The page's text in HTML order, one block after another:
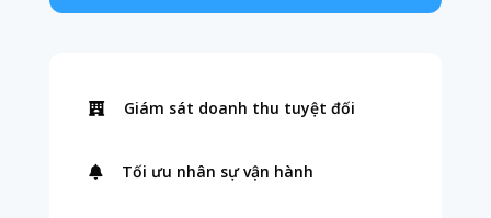
Giám sát doanh thu tuyệt đối
Tối ưu nhân sự vận hành